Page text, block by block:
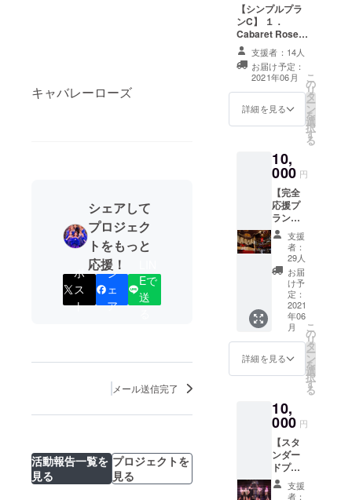
キャバレーローズ
シェアして
プロジェク
トをもっと
応援！
ポ
ス
ト
シ
ェ
ア
Eで
送
メール送信完了
活動報告一覧を
見る
プロジェクトを
見る
【シンプルプラ
ンC】 １．
Cabaret Roseよ
りお礼メール
２．記念ポスト
カード（CF限
定） ３．フライ
ヤーにお名前を
掲載（ニック
可も可能です）※
ネーム、掲載不
可のご希望の方
は、「備考欄」
へ必ず明記をお
願いいたしま
支援者：14人
お届け予定：
2021年06月
詳細を見る
こ
の
リ
タ
ー
ン
を
選
択
す
る
10,
000 円
【完全
応援プ
ラン】
リター
ンの準
備資
金、送
付料も
省かせ
ていた
だき、
「Caba
ret
Roseよ
り写真
付きお
ル」を
心を込
めてお
送りさ
せて頂
きま
す。
支援
者：
29人
お届
け予
定：
2021
年06
月
詳細を見る
こ
の
リ
タ
ー
ン
を
選
択
す
る
10,
000 円
【スタ
ンダー
ドプラ
ン】
１．支援
者：